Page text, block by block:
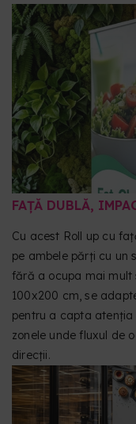
Pentru a realiza
să descarci
secțiunea
FAȚĂ DUBLĂ,
Cu acest Roll up cu
pe ambele părți cu un
fără a ocupa mai mult
100x200 cm, se
pentru a capta atenția
zonele unde fluxul de
direcții.